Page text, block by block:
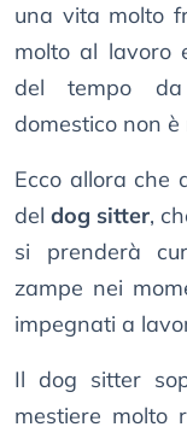
una vita molto
molto al lavoro
del tempo
domestico non è
Ecco allora che
del dog sitter,
si prenderà
zampe nei
impegnati a
Il dog sitter
mestiere molto